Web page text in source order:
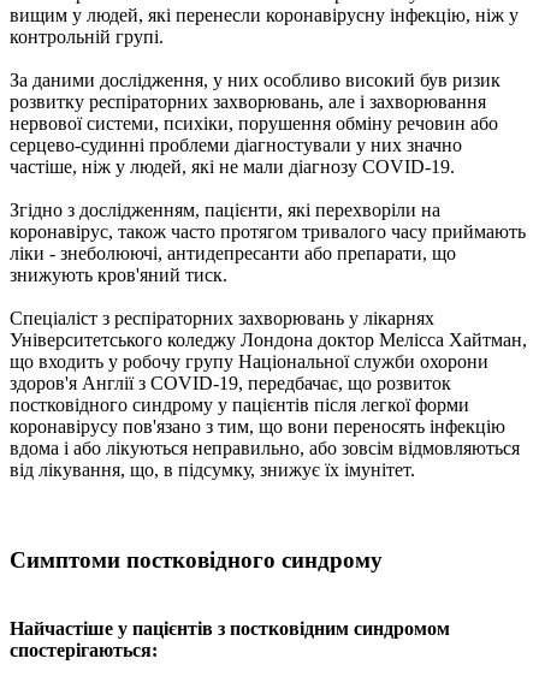
вищим у людей, які перенесли коронавірусну інфекцію, ніж у
контрольній групі.
За даними дослідження, у них особливо високий був ризик
розвитку респіраторних захворювань, але і захворювання
нервової системи, психіки, порушення обміну речовин або
серцево-судинні проблеми діагностували у них значно
частіше, ніж у людей, які не мали діагнозу COVID-19.
Згідно з дослідженням, пацієнти, які перехворіли на
коронавірус, також часто протягом тривалого часу приймають
ліки - знеболюючі, антидепресанти або препарати, що
знижують кров'яний тиск.
Спеціаліст з респіраторних захворювань у лікарнях
Університетського коледжу Лондона доктор Мелісса Хайтман,
що входить у робочу групу Національної служби охорони
здоров'я Англії з COVID-19, передбачає, що розвиток
постковідного синдрому у пацієнтів після легкої форми
коронавірусу пов'язано з тим, що вони переносять інфекцію
вдома і або лікуються неправильно, або зовсім відмовляються
від лікування, що, в підсумку, знижує їх імунітет.
Симптоми постковідного синдрому
Найчастіше у пацієнтів з постковідним синдромом
спостерігаються: